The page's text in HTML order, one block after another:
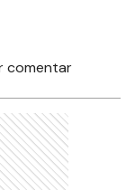
comentar